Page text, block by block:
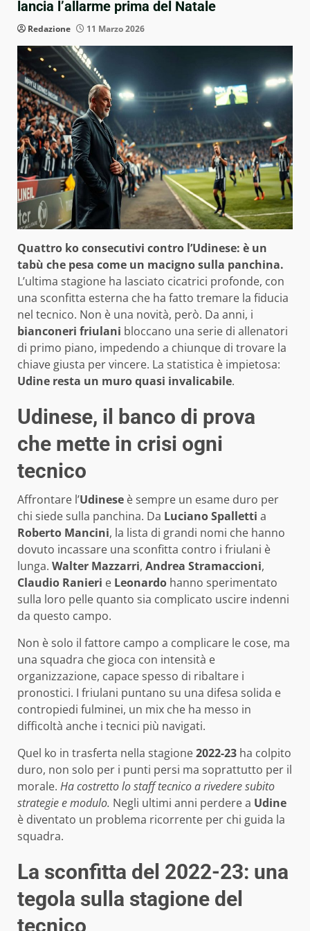
lancia l’allarme prima del Natale
Redazione 11 Marzo 2026
Quattro ko consecutivi contro l’Udinese: è un
tabù che pesa come un macigno sulla panchina.
L’ultima stagione ha lasciato cicatrici profonde, con
una sconfitta esterna che ha fatto tremare la fiducia
nel tecnico. Non è una novità, però. Da anni, i
bianconeri friulani bloccano una serie di allenatori
di primo piano, impedendo a chiunque di trovare la
chiave giusta per vincere. La statistica è impietosa:
Udine resta un muro quasi invalicabile.
Udinese, il banco di prova
che mette in crisi ogni
tecnico
Affrontare l’Udinese è sempre un esame duro per
chi siede sulla panchina. Da Luciano Spalletti a
Roberto Mancini, la lista di grandi nomi che hanno
dovuto incassare una sconfitta contro i friulani è
lunga. Walter Mazzarri, Andrea Stramaccioni,
Claudio Ranieri e Leonardo hanno sperimentato
sulla loro pelle quanto sia complicato uscire indenni
da questo campo.
Non è solo il fattore campo a complicare le cose, ma
una squadra che gioca con intensità e
organizzazione, capace spesso di ribaltare i
pronostici. I friulani puntano su una difesa solida e
contropiedi fulminei, un mix che ha messo in
difficoltà anche i tecnici più navigati.
Quel ko in trasferta nella stagione2022-23 ha colpito
duro, non solo per i punti persi ma soprattutto per il
morale. Ha costretto lo staff tecnico a rivedere subito
strategie e modulo. Negli ultimi anni perdere a Udine
è diventato un problema ricorrente per chi guida la
squadra.
La sconfitta del 2022-23: una
tegola sulla stagione del
tecnico